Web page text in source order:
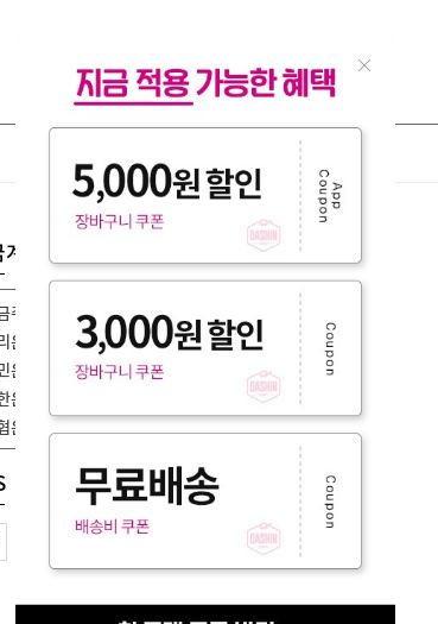
좌정보
주명
(주)퍼니엠
은행
1005-403-539855
은행
801701-04-247269
은행
은행
301-0237-2045-21